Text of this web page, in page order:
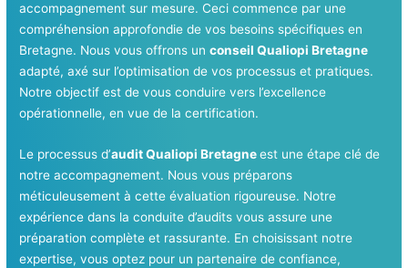
accompagnement sur mesure. Ceci commence par une
compréhension approfondie de vos besoins spécifiques en
Bretagne. Nous vous offrons unconseil Qualiopi Bretagne
adapté, axé sur l’optimisation de vos processus et pratiques.
Notre objectif est de vous conduire vers l’excellence
opérationnelle, en vue de la certification.
Le processus d’audit Qualiopi Bretagneest une étape clé de
notre accompagnement. Nous vous préparons
méticuleusement à cette évaluation rigoureuse. Notre
expérience dans la conduite d’audits vous assure une
préparation complète et rassurante. En choisissant notre
expertise, vous optez pour un partenaire de confiance,